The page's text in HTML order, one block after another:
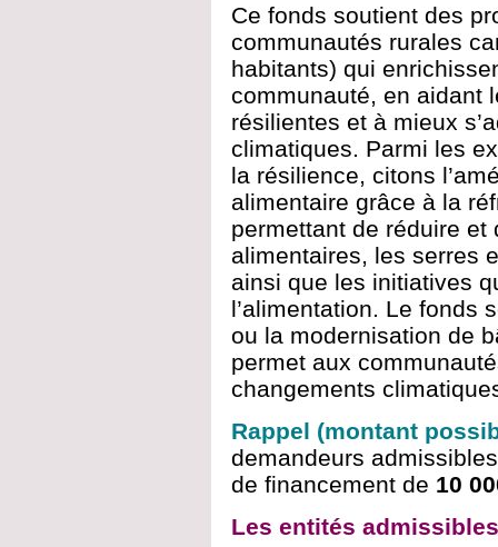
Ce fonds soutient des
communautés rurales
habitants) qui
communauté, en aidant
résilientes et à mieux
climatiques. Parmi les
la résilience, citons
alimentaire grâce à la
permettant de réduire
alimentaires, les serres
ainsi que les initiatives
l’alimentation. Le fonds
ou la modernisation de
permet aux
changements
Rappel (montant
demandeurs
de financement de 10
Les entités